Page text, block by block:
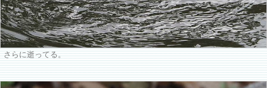
さらに逝ってる。